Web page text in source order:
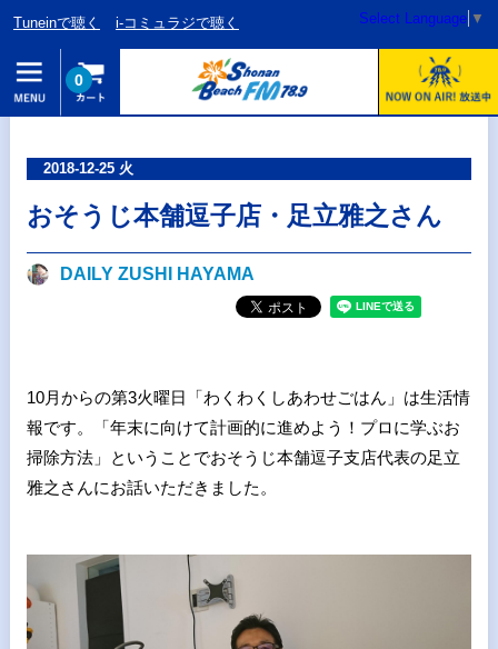
Tuneinで聴く i-コミュラジで聴く Select Language ▼
0
2018-12-25 火
おそうじ本舗逗子店・足立雅之さん
DAILY ZUSHI HAYAMA
10月からの第3火曜日「わくわくしあわせごはん」は生活情
報です。「年末に向けて計画的に進めよう！プロに学ぶお
掃除方法」ということでおそうじ本舗逗子支店代表の足立
雅之さんにお話いただきました。